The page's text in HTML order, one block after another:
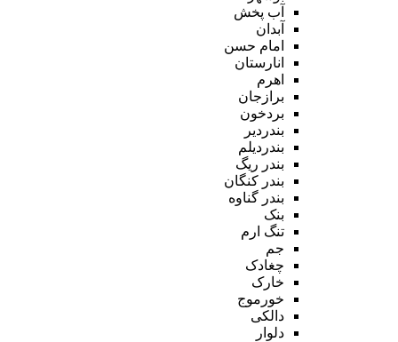
آب پخش
آبدان
امام حسن
انارستان
اهرم
برازجان
بردخون
بندردیر
بندردیلم
بندر ریگ
بندر کنگان
بندر گناوه
بنک
تنگ ارم
جم
چغادک
خارک
خورموج
دالکی
دلوار